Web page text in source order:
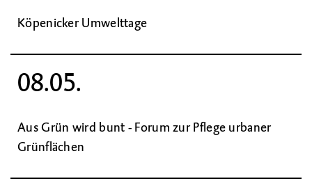
Köpenicker Umwelttage
08.05.
Aus Grün wird bunt - Forum zur Pflege urbaner
Grünflächen